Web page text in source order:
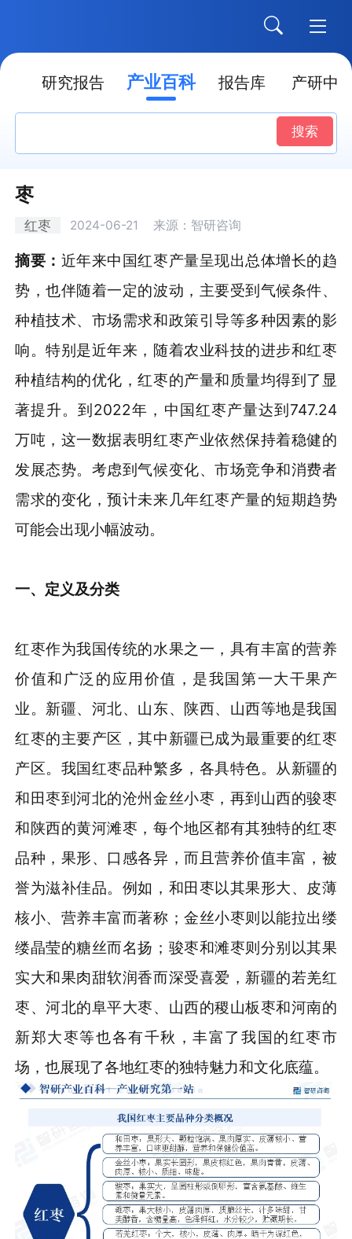
研究报告 产业百科 报告库 产研中
搜索
枣
红枣 2024-06-21 来源：智研咨询
摘要： 近年来中国红枣产量呈现出总体增长的趋
势，也伴随着一定的波动，主要受到气候条件、
种植技术、市场需求和政策引导等多种因素的影
响。特别是近年来，随着农业科技的进步和红枣
种植结构的优化，红枣的产量和质量均得到了显
著提升。到2022年，中国红枣产量达到747.24
万吨，这一数据表明红枣产业依然保持着稳健的
发展态势。考虑到气候变化、市场竞争和消费者
需求的变化，预计未来几年红枣产量的短期趋势
可能会出现小幅波动。
一、 定义及分类
红枣作为我国传统的水果之一，具有丰富的营养
价值和广泛的应用价值，是我国第一大干果产
业。新疆、河北、山东、陕西、山西等地是我国
红枣的主要产区，其中新疆已成为最重要的红枣
产区。我国红枣品种繁多，各具特色。从新疆的
和田枣到河北的沧州金丝小枣，再到山西的骏枣
和陕西的黄河滩枣，每个地区都有其独特的红枣
品种，果形、口感各异，而且营养价值丰富，被
誉为滋补佳品。例如，和田枣以其果形大、皮薄
核小、营养丰富而著称；金丝小枣则以能拉出缕
缕晶莹的糖丝而名扬；骏枣和滩枣则分别以其果
实大和果肉甜软润香而深受喜爱，新疆的若羌红
枣、河北的阜平大枣、山西的稷山板枣和河南的
新郑大枣等也各有千秋，丰富了我国的红枣市
场，也展现了各地红枣的独特魅力和文化底蕴。